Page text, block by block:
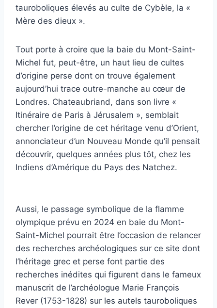
tauroboliques élevés au culte de Cybèle, la «
Mère des dieux ».
Tout porte à croire que la baie du Mont-Saint-
Michel fut, peut-être, un haut lieu de cultes
d’origine perse dont on trouve également
aujourd’hui trace outre-manche au cœur de
Londres. Chateaubriand, dans son livre «
Itinéraire de Paris à Jérusalem », semblait
chercher l’origine de cet héritage venu d’Orient,
annonciateur d’un Nouveau Monde qu’il pensait
découvrir, quelques années plus tôt, chez les
Indiens d’Amérique du Pays des Natchez.
Aussi, le passage symbolique de la flamme
olympique prévu en 2024 en baie du Mont-
Saint-Michel pourrait être l’occasion de relancer
des recherches archéologiques sur ce site dont
l’héritage grec et perse font partie des
recherches inédites qui figurent dans le fameux
manuscrit de l’archéologue Marie François
Rever (1753-1828) sur les autels tauroboliques